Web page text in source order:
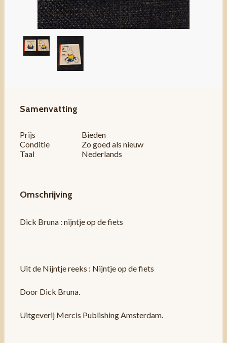
Samenvatting
Prijs
Bieden
Conditie
Zo goed als nieuw
Taal
Nederlands
Omschrijving
Dick Bruna : nijntje op de fiets
Uit de Nijntje reeks : Nijntje op de fiets
Door Dick Bruna.
Uitgeverij Mercis Publishing Amsterdam.